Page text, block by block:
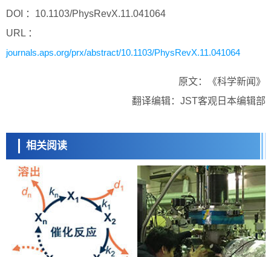
DOI ：10.1103/PhysRevX.11.041064
URL ：
journals.aps.org/prx/abstract/10.1103/PhysRevX.11.041064
原文：《科学新闻》
翻译编辑：JST客观日本编辑部
相关阅读